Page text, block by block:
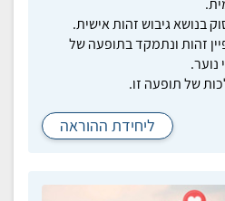
בנושא גיבוש זהות אישית.
זהות ונתמקד בתופעה של
נוער.
של תופעה זו.
ליחידת ההוראה